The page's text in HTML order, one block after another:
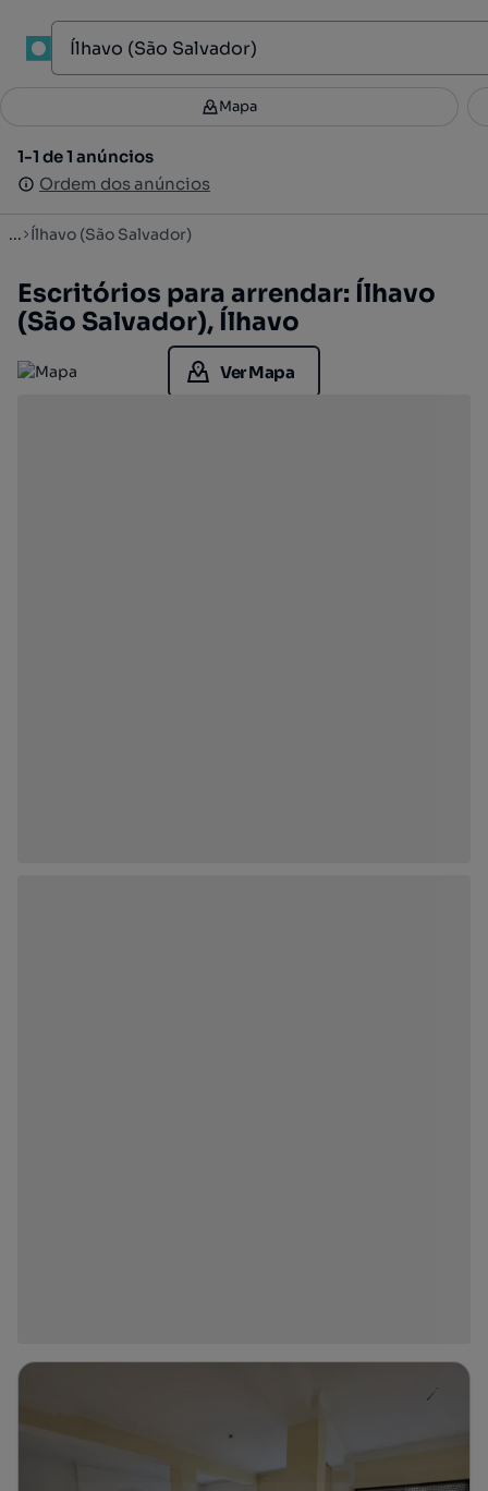
Filtros 4
1-1 de 1 anúncios
Ordem dos anúncios
Mapa
1-1 de 1 anúncios
Ordem dos anúncios
... Ílhavo (São Salvador)
Escritórios para arrendar: Ílhavo
(São Salvador), Ílhavo
Ver Mapa